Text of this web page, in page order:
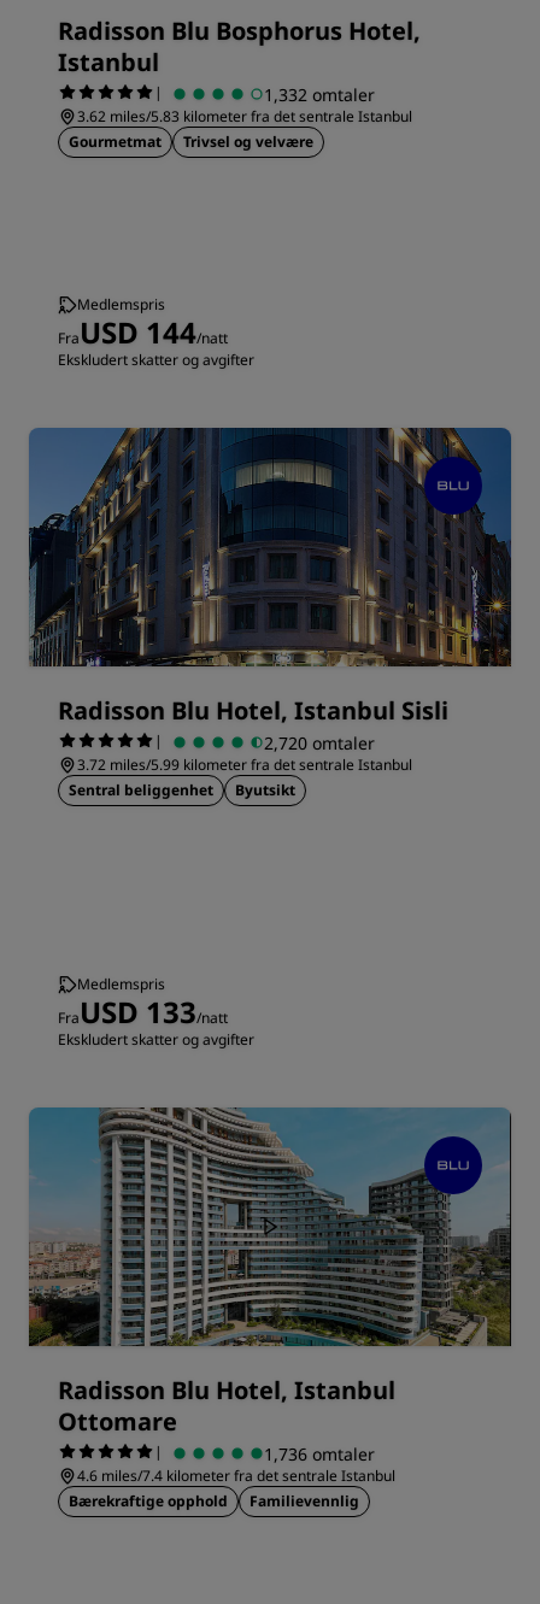
Radisson Blu Bosphorus Hotel,
Istanbul
| 1,332 omtaler
3.62 miles/5.83 kilometer fra det sentrale Istanbul
Gourmetmat
Trivsel og velvære
Medlemspris
FraUSD 144/natt
Ekskludert skatter og avgifter
Radisson Blu Hotel, Istanbul Sisli
| 2,720 omtaler
3.72 miles/5.99 kilometer fra det sentrale Istanbul
Sentral beliggenhet
Byutsikt
Medlemspris
FraUSD 133/natt
Ekskludert skatter og avgifter
Radisson Blu Hotel, Istanbul
Ottomare
| 1,736 omtaler
4.6 miles/7.4 kilometer fra det sentrale Istanbul
Bærekraftige opphold
Familievennlig